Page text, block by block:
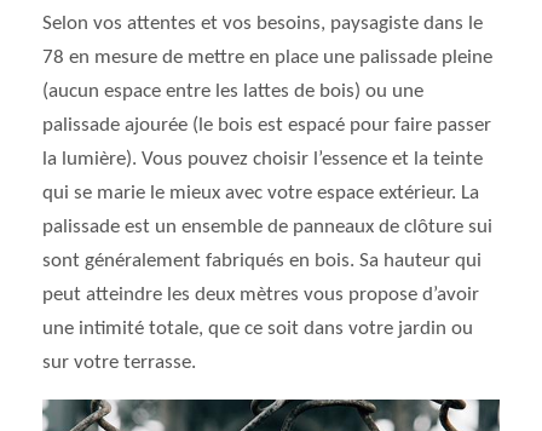
Selon vos attentes et vos besoins, paysagiste dans le
78 en mesure de mettre en place une palissade pleine
(aucun espace entre les lattes de bois) ou une
palissade ajourée (le bois est espacé pour faire passer
la lumière). Vous pouvez choisir l’essence et la teinte
qui se marie le mieux avec votre espace extérieur. La
palissade est un ensemble de panneaux de clôture sui
sont généralement fabriqués en bois. Sa hauteur qui
peut atteindre les deux mètres vous propose d’avoir
une intimité totale, que ce soit dans votre jardin ou
sur votre terrasse.